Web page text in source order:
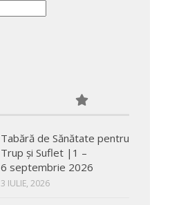
Tabără de Sănătate pentru
Trup și Suflet |1 –
6 septembrie 2026
3 IULIE, 2026